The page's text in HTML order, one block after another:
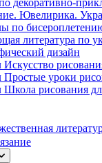
декоративно-
Ювелирика.
по
литература по
дизайн
уроки
Школа рисования